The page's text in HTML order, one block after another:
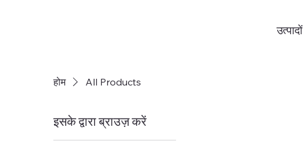
उत्पादों
होम All Products
इसके द्वारा ब्राउज़ करें